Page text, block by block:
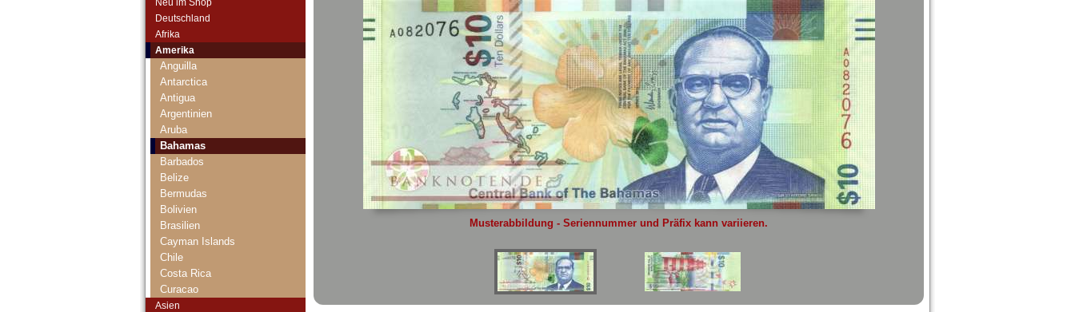
Deutschland
Afrika
Amerika
Anguilla
Antarctica
Antigua
Argentinien
Aruba
Bahamas
Barbados
Belize
Bermudas
Bolivien
Brasilien
Cayman Islands
Chile
Costa Rica
Curacao
Curacao & Sint Maarten
Asien
Musterabbildung - Seriennummer und Präfix kann variieren.